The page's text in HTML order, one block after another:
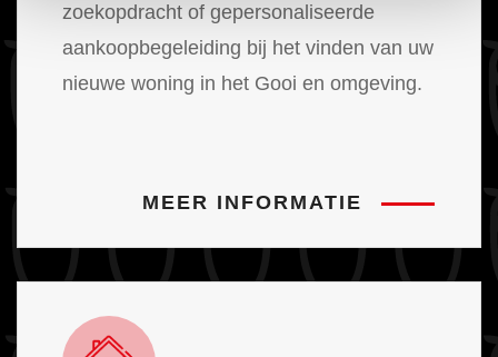
zoekopdracht of gepersonaliseerde
aankoopbegeleiding bij het vinden van uw
nieuwe woning in het Gooi en omgeving.
MEER INFORMATIE